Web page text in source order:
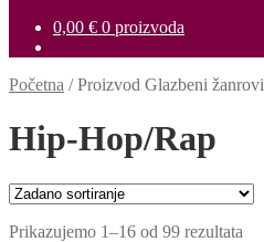
0,00 € 0 proizvoda
Početna /Proizvod Glazbeni žanrovi
Hip-Hop/Rap
Prikazujemo 1–16 od 99 rezultata